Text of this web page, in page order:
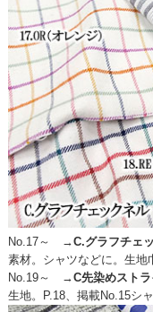
No.17～ →C.グラフチェ
素材。シャツなどに。生地
No.19～ →C先染めスト
生地。P.18、掲載No.15シ